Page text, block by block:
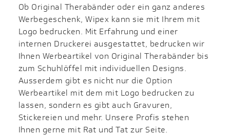
Ob Original Therabänder oder ein ganz anderes
Werbegeschenk, Wipex kann sie mit Ihrem mit
Logo bedrucken. Mit Erfahrung und einer
internen Druckerei ausgestattet, bedrucken wir
Ihnen Werbeartikel von Original Therabänder bis
zum Schuhlöffel mit individuellen Designs.
Ausserdem gibt es nicht nur die Option
Werbeartikel mit dem mit Logo bedrucken zu
lassen, sondern es gibt auch Gravuren,
Stickereien und mehr. Unsere Profis stehen
Ihnen gerne mit Rat und Tat zur Seite.